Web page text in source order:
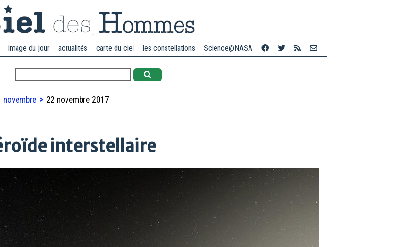
image du jour actualités carte du ciel les constellations Science@NASA
novembre 22 novembre 2017
interstellaire